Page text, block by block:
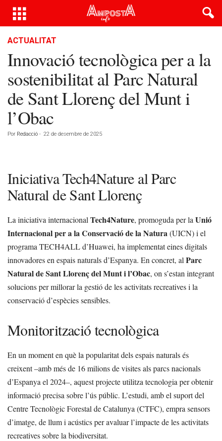
ACTUALITAT
Innovació tecnològica per a la
sostenibilitat al Parc Natural
de Sant Llorenç del Munt i
l’Obac
Por Redacció - 22 de desembre de 2025
Iniciativa Tech4Nature al Parc
Natural de Sant Llorenç
La iniciativa internacional Tech4Nature, promoguda per la Unió
Internacional per a la Conservació de la Natura(UICN) i el
programa TECH4ALL d’Huawei, ha implementat eines digitals
innovadores en espais naturals d’Espanya. En concret, al Parc
Natural de Sant Llorenç del Munt i l’Obac, on s’estan integrant
solucions per millorar la gestió de les activitats recreatives i la
conservació d’espècies sensibles.
Monitorització tecnològica
En un moment en què la popularitat dels espais naturals és
creixent –amb més de 16 milions de visites als parcs nacionals
d’Espanya el 2024–, aquest projecte utilitza tecnologia per obtenir
informació precisa sobre l’ús públic. L’estudi, amb el suport del
Centre Tecnològic Forestal de Catalunya (CTFC), empra sensors
d’imatge, de llum i acústics per avaluar l’impacte de les activitats
recreatives sobre la biodiversitat.